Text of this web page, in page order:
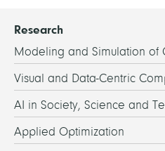
Research
Modeling and Simulation of
Visual and Data-Centric
AI in Society, Science and
Applied Optimization